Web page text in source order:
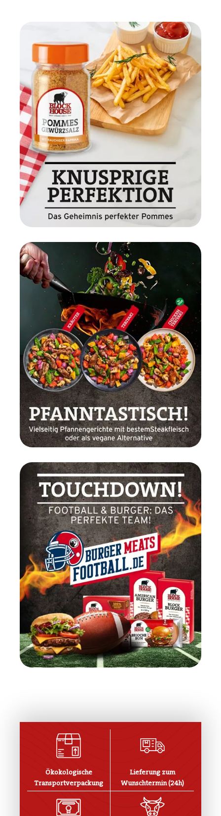
Ökokologische
Transportverpackung
Lieferung zum
Wunschtermin (24h)